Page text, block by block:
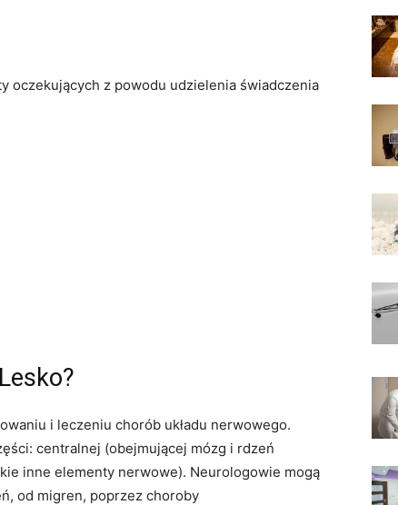
oczekujących z powodu udzielenia świadczenia
i leczeniu chorób układu nerwowego.
centralnej (obejmującej mózg i rdzeń
inne elementy nerwowe). Neurologowie mogą
od migren, poprzez choroby